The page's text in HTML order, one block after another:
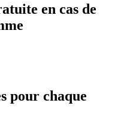
en cas de
pour chaque